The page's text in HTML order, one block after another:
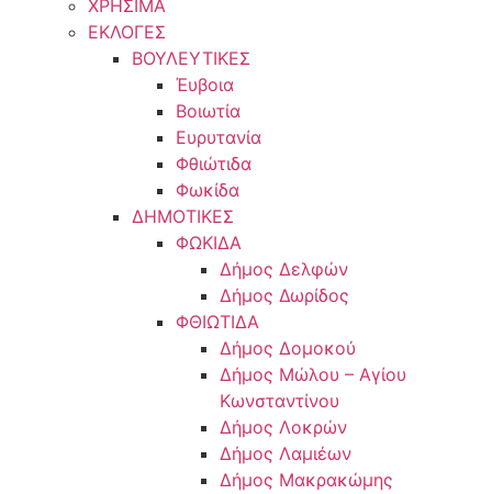
ΧΡΗΣΙΜΑ
ΕΚΛΟΓΕΣ
ΒΟΥΛΕΥΤΙΚΕΣ
Έυβοια
Βοιωτία
Ευρυτανία
Φθιώτιδα
Φωκίδα
ΔΗΜΟΤΙΚΕΣ
ΦΩΚΙΔΑ
Δήμος Δελφών
Δήμος Δωρίδος
ΦΘΙΩΤΙΔΑ
Δήμος Δομοκού
Δήμος Μώλου – Αγίου
Κωνσταντίνου
Δήμος Λοκρών
Δήμος Λαμιέων
Δήμος Μακρακώμης